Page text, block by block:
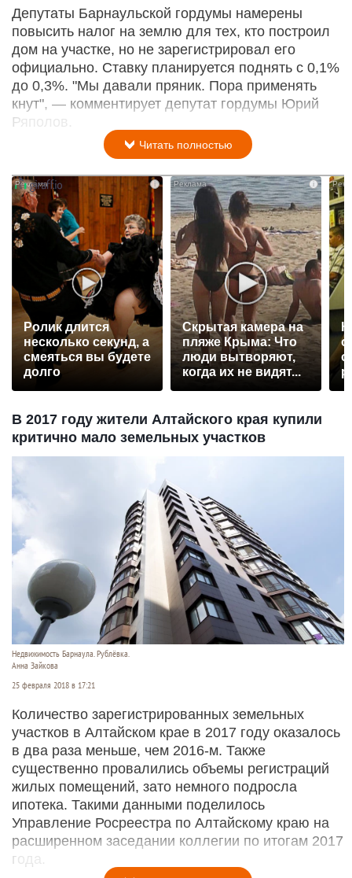
Депутаты Барнаульской гордумы намерены
повысить налог на землю для тех, кто построил
дом на участке, но не зарегистрировал его
официально. Ставку планируется поднять с 0,1%
до 0,3%. "Мы давали пряник. Пора применять
кнут", — комментирует депутат гордумы Юрий
Ряполов.
Читать полностью
Ролик длится
несколько секунд, а
смеяться вы будете
долго
i
Скрытая камера на
пляже Крыма: Что
люди вытворяют,
когда их не видят...
В 2017 году жители Алтайского края купили
критично мало земельных участков
Недвижимость Барнаула. Рублёвка.
Анна Зайкова
25 февраля 2018 в 17:21
Количество зарегистрированных земельных
участков в Алтайском крае в 2017 году оказалось
в два раза меньше, чем 2016-м. Также
существенно провалились объемы регистраций
жилых помещений, зато немного подросла
ипотека. Такими данными поделилось
Управление Росреестра по Алтайскому краю на
расширенном заседании коллегии по итогам 2017
года.